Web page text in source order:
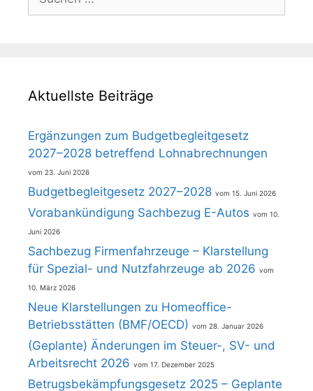
nach:
Aktuellste Beiträge
Ergänzungen zum Budgetbegleitgesetz
2027–2028 betreffend Lohnabrechnungen
23. Juni 2026
Budgetbegleitgesetz 2027–2028 15. Juni 2026
Vorabankündigung Sachbezug E-Autos 10.
Juni 2026
Sachbezug Firmenfahrzeuge – Klarstellung
für Spezial- und Nutzfahrzeuge ab 2026
10. März 2026
Neue Klarstellungen zu Homeoffice-
Betriebsstätten (BMF/OECD)
28. Januar 2026
(Geplante) Änderungen im Steuer-, SV- und
Arbeitsrecht 2026
17. Dezember 2025
Betrugsbekämpfungsgesetz 2025 – Geplante